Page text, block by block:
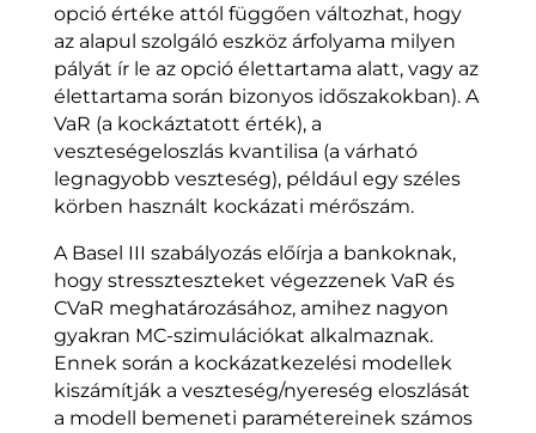
opció értéke attól függően változhat, hogy
az alapul szolgáló eszköz árfolyama milyen
pályát ír le az opció élettartama alatt, vagy az
élettartama során bizonyos időszakokban). A
VaR (a kockáztatott érték), a
veszteségeloszlás kvantilisa (a várható
legnagyobb veszteség), például egy széles
körben használt kockázati mérőszám.
A Basel III szabályozás előírja a bankoknak,
hogy stresszteszteket végezzenek VaR és
CVaR meghatározásához, amihez nagyon
gyakran MC-szimulációkat alkalmaznak.
Ennek során a kockázatkezelési modellek
kiszámítják a veszteség/nyereség eloszlását
a modell bemeneti paramétereinek számos